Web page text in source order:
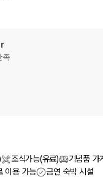
번에
SUV, 승합차 등 여행 인
면책금과 보상 한도를
, 반납 편의성을 함께 확
할 수 있습니다.
족
조식가능(유료) 기념품 가
이용 가능 금연 숙박 시설